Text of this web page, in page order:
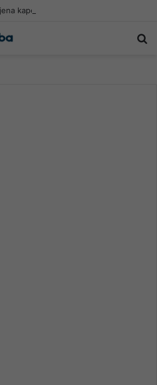
kapelica u dolini Neretvice